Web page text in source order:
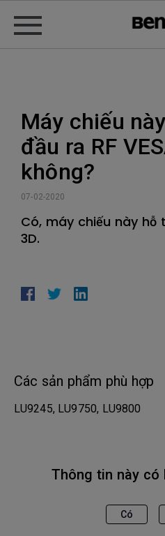
Máy chiếu
đầu ra RF
không?
07-02-2020
Có, máy chiếu này hỗ
3D.
Các sản phẩm phù hợp
LU9245, LU9750, LU9800
Thông tin này có
Có